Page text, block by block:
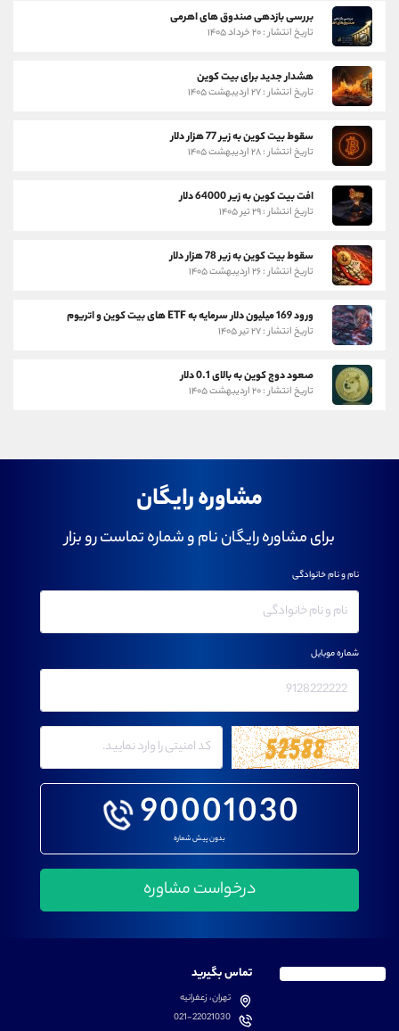
بررسی بازدهی صندوق های اهرمی
تاریخ انتشار : ۲۰ خرداد ۱۴۰۵
هشدار جدید برای بیت کوین
تاریخ انتشار : ۲۷ اردیبهشت ۱۴۰۵
سقوط بیت کوین به زیر 77 هزار دلار
تاریخ انتشار : ۲۸ اردیبهشت ۱۴۰۵
افت بیت کوین به زیر 64000 دلار
تاریخ انتشار : ۲۹ تیر ۱۴۰۵
سقوط بیت کوین به زیر 78 هزار دلار
تاریخ انتشار : ۲۶ اردیبهشت ۱۴۰۵
ورود 169 میلیون دلار سرمایه به ETF های بیت کوین و اتریوم
تاریخ انتشار : ۲۷ تیر ۱۴۰۵
صعود دوج کوین به بالای 0.1 دلار
تاریخ انتشار : ۲۰ اردیبهشت ۱۴۰۵
مشاوره رایگان
برای مشاوره رایگان نام و شماره تماست رو بزار
90001030
بدون پیش شماره
نام و نام خانوادگی
شماره موبایل
تماس بگیرید
تهران، زعفرانیه
021-22021030